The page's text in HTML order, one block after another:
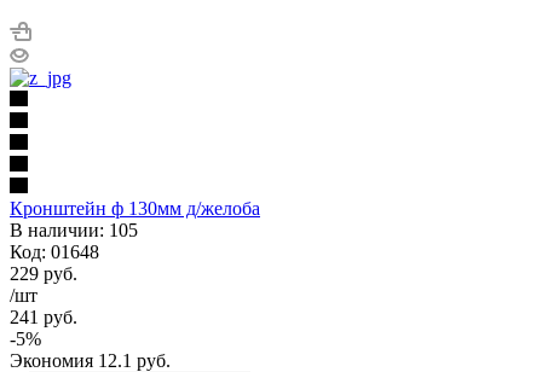
Кронштейн ф 130мм д/желоба
В наличии: 105
Код: 01648
229 руб.
/шт
241 руб.
-5%
Экономия 12.1 руб.